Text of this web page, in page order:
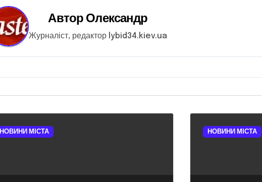
Автор Олександр
Журналіст, редактор lybid34.kiev.ua
НОВИНИ МІСТА НОВИНИ МІСТА